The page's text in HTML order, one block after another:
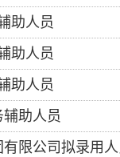
助人员
助人员
助人员
助人员
限公司拟录用